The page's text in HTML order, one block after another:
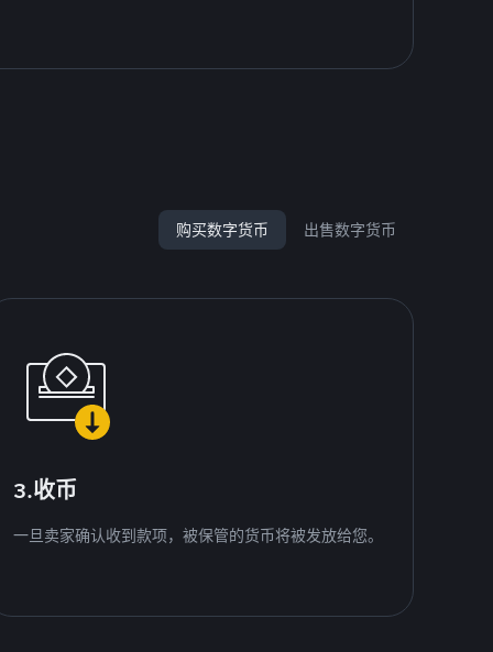
购买数字货币 出售数字货币
3.收币
一旦卖家确认收到款项，被保管的货币将被发放给您。